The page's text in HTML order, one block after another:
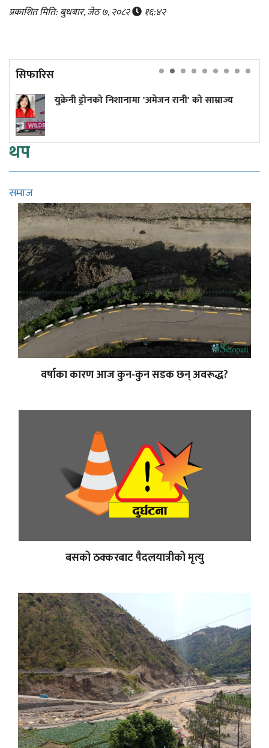
प्रकाशित मिति: बुधबार, जेठ ७, २०८२ १६:४२
सिफारिस
'अमेजन रानी' को साम्राज्य
सोलुखुम्बुमा पहिरोका
थप
समाज
वर्षाका कारण आज कुन-कुन सडक छन् अवरूद्ध?
बसको ठक्करबाट पैदलयात्रीको मृत्यु